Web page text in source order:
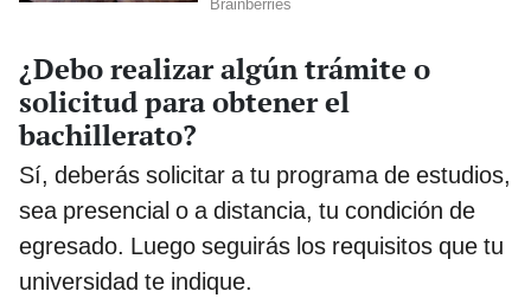
¿Debo realizar algún trámite o
solicitud para obtener el
bachillerato?
Sí, deberás solicitar a tu programa de estudios,
sea presencial o a distancia, tu condición de
egresado. Luego seguirás los requisitos que tu
universidad te indique.